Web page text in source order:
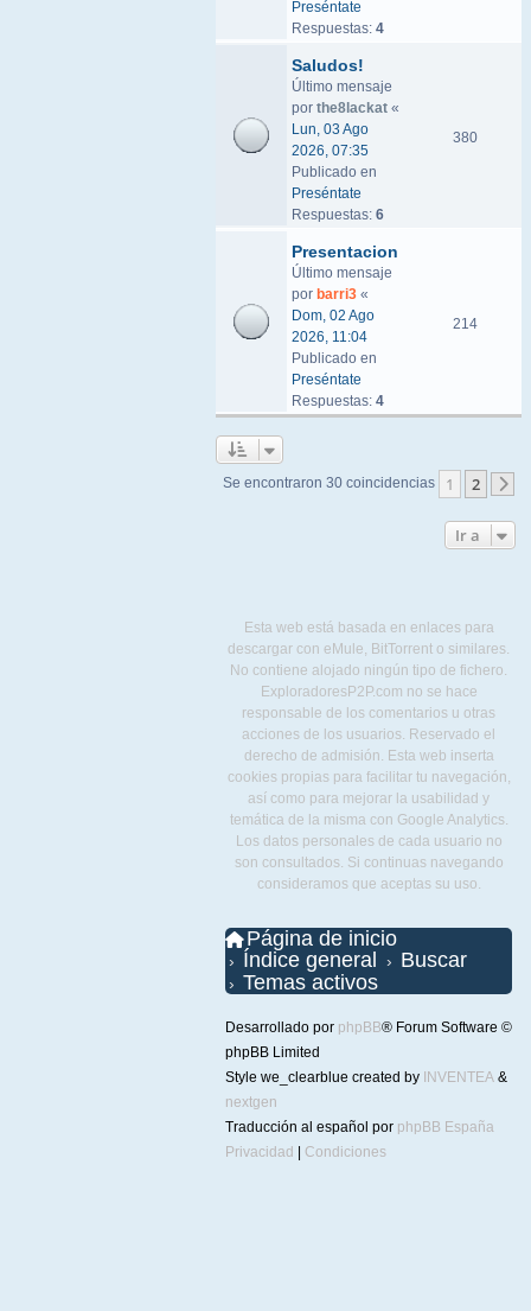
Preséntate
Respuestas: 4
Saludos!
Último mensaje
por the8lackat «
Lun, 03 Ago
2026, 07:35
Publicado en
Preséntate
Respuestas: 6
380
Presentacion
Último mensaje
por barri3 «
Dom, 02 Ago
2026, 11:04
Publicado en
Preséntate
Respuestas: 4
214
Se encontraron 30 coincidencias 1 2
Ir a
Esta web está basada en enlaces para
descargar con eMule, BitTorrent o similares.
No contiene alojado ningún tipo de fichero.
ExploradoresP2P.com no se hace
responsable de los comentarios u otras
acciones de los usuarios. Reservado el
derecho de admisión. Esta web inserta
cookies propias para facilitar tu navegación,
así como para mejorar la usabilidad y
temática de la misma con Google Analytics.
Los datos personales de cada usuario no
son consultados. Si continuas navegando
consideramos que aceptas su uso.
Página de inicio
Índice general
Buscar
Temas activos
Desarrollado por phpBB® Forum Software ©
phpBB Limited
Style we_clearblue created by INVENTEA &
nextgen
Traducción al español por phpBB España
Privacidad
Condiciones